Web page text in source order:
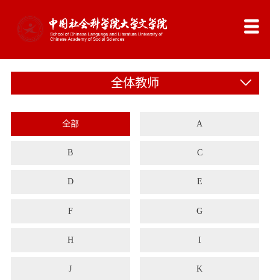
全体教师
全部 A
B C
D E
F G
H I
J K